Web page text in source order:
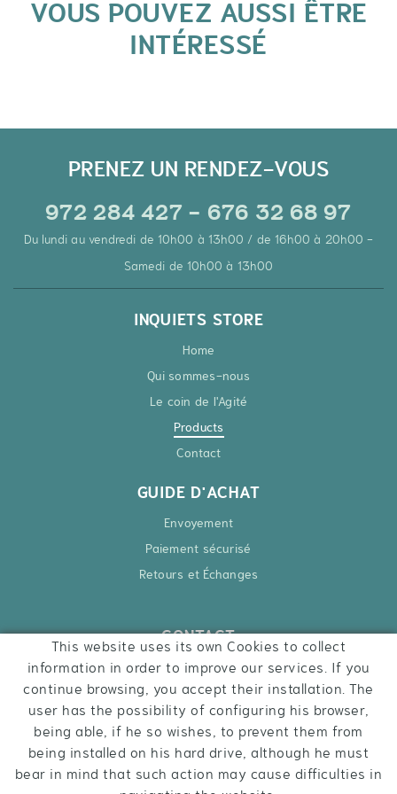
VOUS POUVEZ AUSSI ÊTRE
INTÉRESSÉ
PRENEZ UN RENDEZ-VOUS
972 284 427 - 676 32 68 97
Du lundi au vendredi de 10h00 à 13h00 / de 16h00 à 20h00 -
Samedi de 10h00 à 13h00
INQUIETS STORE
Home
Qui sommes-nous
Le coin de l'Agité
Products
Contact
GUIDE D'ACHAT
Envoyement
Paiement sécurisé
Retours et Échanges
CONTACT
Ctra. Besalú – Roses, 6
17740 Vilafant
972 284 427
hola@inquietsstore.com
This website uses its own Cookies to collect
information in order to improve our services. If you
continue browsing, you accept their installation. The
user has the possibility of configuring his browser,
being able, if he so wishes, to prevent them from
being installed on his hard drive, although he must
bear in mind that such action may cause difficulties in